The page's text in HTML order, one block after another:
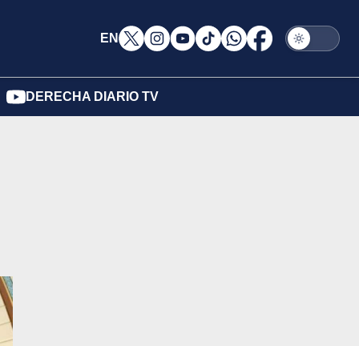
EN
DERECHA DIARIO TV